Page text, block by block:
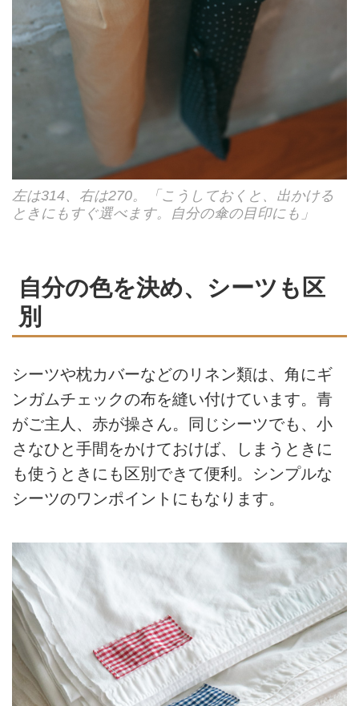
左は314、右は270。「こうしておくと、出かける
ときにもすぐ選べます。自分の傘の目印にも」
自分の色を決め、シーツも区
別
シーツや枕カバーなどのリネン類は、角にギ
ンガムチェックの布を縫い付けています。青
がご主人、赤が操さん。同じシーツでも、小
さなひと手間をかけておけば、しまうときに
も使うときにも区別できて便利。シンプルな
シーツのワンポイントにもなります。